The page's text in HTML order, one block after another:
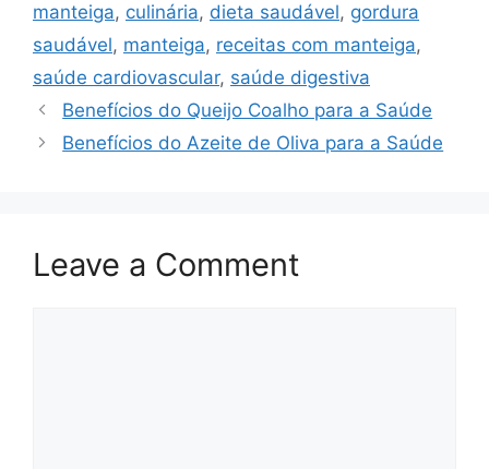
manteiga, culinária, dieta saudável, gordura
saudável, manteiga, receitas com manteiga,
saúde cardiovascular, saúde digestiva
Benefícios do Queijo Coalho para a Saúde
Benefícios do Azeite de Oliva para a Saúde
Leave a Comment